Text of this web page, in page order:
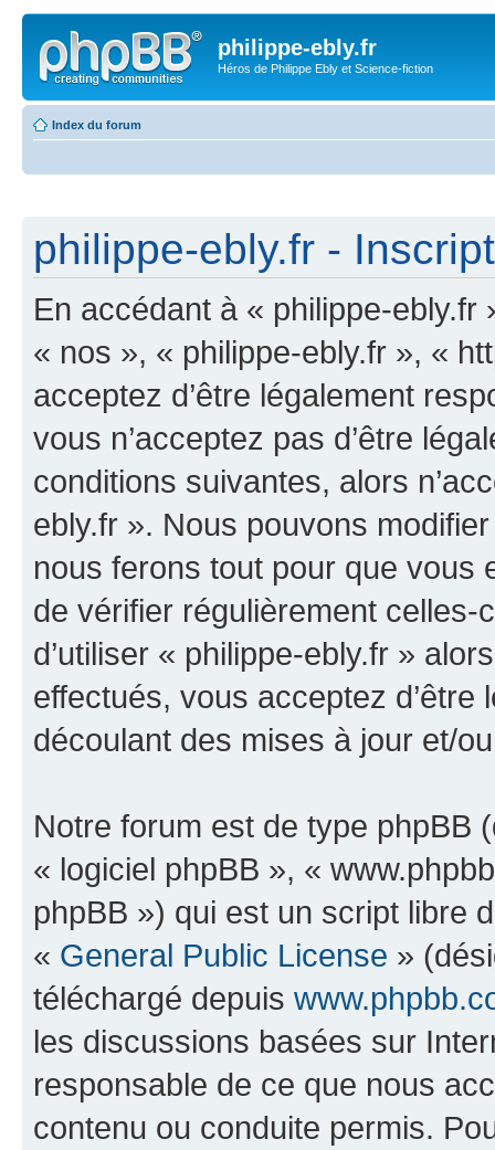
philippe-ebly.fr
Héros de Philippe Ebly et Science-fiction
Index du forum
philippe-ebly.fr -
En accédant à « philippe-
« nos », « philippe-ebly.fr », «
acceptez d’être légalement
vous n’acceptez pas d’être
conditions suivantes, alors
ebly.fr ». Nous pouvons
nous ferons tout pour que vous
de vérifier régulièrement
d’utiliser « philippe-ebly.fr »
effectués, vous acceptez
découlant des mises à jour et/
Notre forum est de type phpBB
« logiciel phpBB », «
phpBB ») qui est un script libre
« General Public License »
téléchargé depuis
les discussions basées sur
responsable de ce que nous
contenu ou conduite permis.